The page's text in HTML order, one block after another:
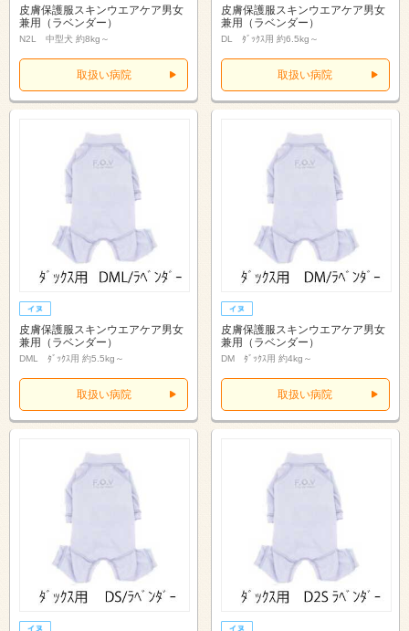
皮膚保護服スキンウエアケア男女
兼用（ラベンダー）
N2L 中型犬 約8kg～
取扱い病院
皮膚保護服スキンウエアケア男女
兼用（ラベンダー）
DL ﾀﾞｯｸｽ用 約6.5kg～
取扱い病院
皮膚保護服スキンウエアケア男女
兼用（ラベンダー）
DML ﾀﾞｯｸｽ用 約5.5kg～
取扱い病院
皮膚保護服スキンウエアケア男女
兼用（ラベンダー）
DM ﾀﾞｯｸｽ用 約4kg～
取扱い病院